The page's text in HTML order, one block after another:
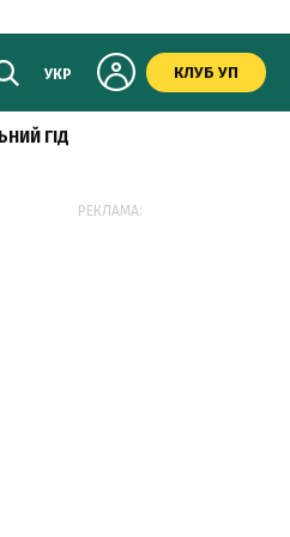
УКР КЛУБ УП
ГІД
РЕКЛАМА: